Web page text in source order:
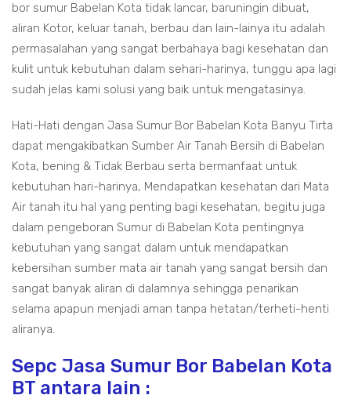
bor sumur Babelan Kota tidak lancar, baruningin dibuat,
aliran Kotor, keluar tanah, berbau dan lain-lainya itu adalah
permasalahan yang sangat berbahaya bagi kesehatan dan
kulit untuk kebutuhan dalam sehari-harinya, tunggu apa lagi
sudah jelas kami solusi yang baik untuk mengatasinya.
Hati-Hati dengan Jasa Sumur Bor Babelan Kota Banyu Tirta
dapat mengakibatkan Sumber Air Tanah Bersih di Babelan
Kota, bening & Tidak Berbau serta bermanfaat untuk
kebutuhan hari-harinya, Mendapatkan kesehatan dari Mata
Air tanah itu hal yang penting bagi kesehatan, begitu juga
dalam pengeboran Sumur di Babelan Kota pentingnya
kebutuhan yang sangat dalam untuk mendapatkan
kebersihan sumber mata air tanah yang sangat bersih dan
sangat banyak aliran di dalamnya sehingga penarikan
selama apapun menjadi aman tanpa hetatan/terheti-henti
aliranya.
Sepc Jasa Sumur Bor Babelan Kota
BT antara lain :